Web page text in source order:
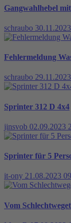
Gangwahlhebel
schraubo
Fehlermeldung
schraubo
Sprinter 312 D 4x4
jinsvob 02.09.2023
Sprinter für 5
it-ony 21.08.2023
Vom